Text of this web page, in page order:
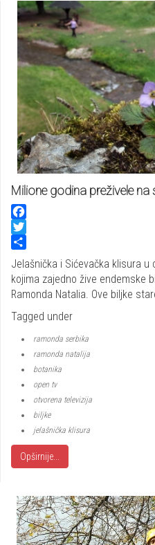
Milione godina preživele na
Facebook
Twitter
Share
Jelašnička i Sićevačka klisura
kojima zajedno žive endemske
Ramonda Natalia. Ove biljke
Tagged under
ramonda serbika
ramonda natalija
botanika
open tv
otvorena televizija
biljke
jelašnička klisura
Opširnije...